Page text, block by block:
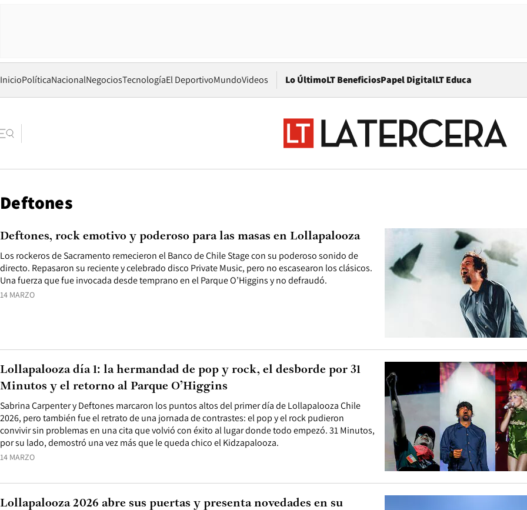
InicioPolíticaNacionalNegociosTecnologíaEl DeportivoMundoVideos Lo ÚltimoLT BeneficiosPapel DigitalOpens in new window
LT Educa
Deftones
14 MARZO
Los rockeros de Sacramento remecieron el Banco de Chile Stage con su poderoso sonido de
directo. Repasaron su reciente y celebrado disco Private Music, pero no escasearon los clásicos.
Una fuerza que fue invocada desde temprano en el Parque O’Higgins y no defraudó.
Deftones, rock emotivo y poderoso para las masas en Lollapalooza
14 MARZO
Sabrina Carpenter y Deftones marcaron los puntos altos del primer día de Lollapalooza Chile
2026, pero también fue el retrato de una jornada de contrastes: el pop y el rock pudieron
convivir sin problemas en una cita que volvió con éxito al lugar donde todo empezó. 31 Minutos,
por su lado, demostró una vez más que le queda chico el Kidzapalooza.
Lollapalooza día 1: la hermandad de pop y rock, el desborde por 31
Minutos y el retorno al Parque O’Higgins
Lollapalooza 2026 abre sus puertas y presenta novedades en su